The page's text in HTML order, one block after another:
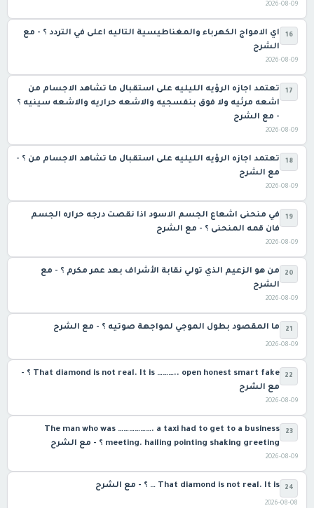
2026-08-09
16
اي الامواج الكهرباء والمغناطيسية التاليه اعلى في التردد ؟ - مع
الشرح
2026-08-09
17
تعتمد اجازه الرؤيه الليليه على استقبال ما تشاهد الاجسام من
اشعه مرئيه ولا فوق بنفسجيه والاشعه حراريه والاشعه سينيه ؟
- مع الشرح
2026-08-09
18
تعتمد اجازه الرؤيه الليليه على استقبال ما تشاهد الاجسام من ؟ -
مع الشرح
2026-08-09
19
في منحنى اشعاع الجسم الاسود اذا نقصت درجه حراره الجسم
فان قمه المنحنى ؟ - مع الشرح
2026-08-09
20
من هو الزعيم الذي تولي نقابة الأشراف بعد عمر مكرم ؟ - مع
الشرح
2026-08-09
21 ما المقصود بطول الموجي لمواجهة صوتيه ؟ - مع الشرح
2026-08-09
22
That diamond is not real. It is ……….. open honest smart fake ؟ -
مع الشرح
2026-08-09
23
The man who was ………………. a taxi had to get to a business
meeting. hailing pointing shaking greeting ؟ - مع الشرح
2026-08-09
24 That diamond is not real. It is … ؟ - مع الشرح
2026-08-08